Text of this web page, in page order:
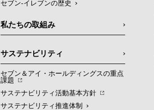
セブン-イレブンの歴史
私たちの取組み
サステナビリティ
セブン＆アイ・ホールディングスの重点
課題
サステナビリティ活動基本方針
サステナビリティ推進体制